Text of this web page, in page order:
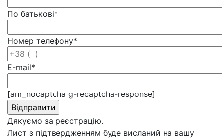
По батькові*
Номер телефону*
E-mail*
[anr_nocaptcha g-recaptcha-response]
Дякуємо за реєстрацію.
Лист з підтвердженням буде висланий на вашу